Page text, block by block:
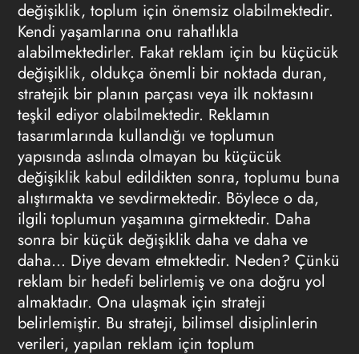
değişiklik, toplum için önemsiz olabilmektedir.
Kendi yaşamlarına onu rahatlıkla
alabilmektedirler. Fakat reklam için bu küçücük
değişiklik, oldukça önemli bir noktada duran,
stratejik bir planın parçası veya ilk noktasını
teşkil ediyor olabilmektedir. Reklamın
tasarımlarında kullandığı ve toplumun
yapısında aslında olmayan bu küçücük
değişiklik kabul edildikten sonra, toplumu buna
alıştırmakta ve sevdirmektedir. Böylece o da,
ilgili toplumun yaşamına girmektedir. Daha
sonra bir küçük değişiklik daha ve daha ve
daha… Diye devam etmektedir. Neden? Çünkü
reklam bir hedefi belirlemiş ve ona doğru yol
almaktadır. Ona ulaşmak için strateji
belirlemiştir. Bu strateji, bilimsel disiplinlerin
verileri, yapılan reklam için toplum